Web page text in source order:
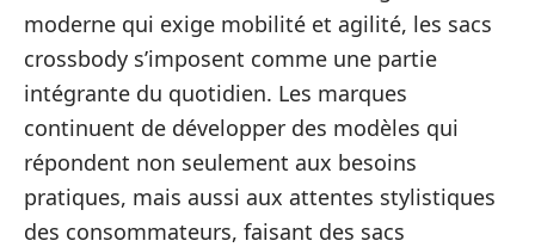
moderne qui exige mobilité et agilité, les sacs
crossbody s’imposent comme une partie
intégrante du quotidien. Les marques
continuent de développer des modèles qui
répondent non seulement aux besoins
pratiques, mais aussi aux attentes stylistiques
des consommateurs, faisant des sacs